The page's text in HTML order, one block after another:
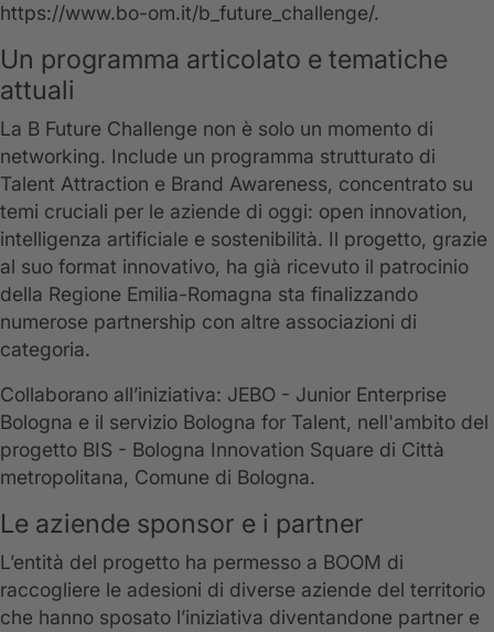
https://www.bo-om.it/b_future_challenge/.
Un programma articolato e tematiche
attuali
La B Future Challenge non è solo un momento di
networking. Include un programma strutturato di
Talent Attraction e Brand Awareness, concentrato su
temi cruciali per le aziende di oggi: open innovation,
intelligenza artificiale e sostenibilità. Il progetto, grazie
al suo format innovativo, ha già ricevuto il patrocinio
della Regione Emilia-Romagna sta finalizzando
numerose partnership con altre associazioni di
categoria.
Collaborano all’iniziativa: JEBO - Junior Enterprise
Bologna e il servizio Bologna for Talent, nell'ambito del
progetto BIS - Bologna Innovation Square di Città
metropolitana, Comune di Bologna.
Le aziende sponsor e i partner
L’entità del progetto ha permesso a BOOM di
raccogliere le adesioni di diverse aziende del territorio
che hanno sposato l’iniziativa diventandone partner e